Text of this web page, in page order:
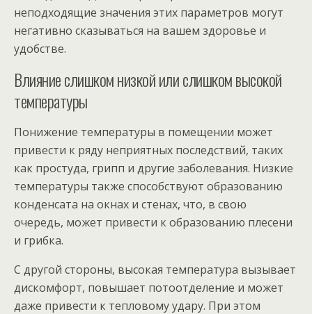
неподходящие значения этих параметров могут
негативно сказываться на вашем здоровье и
удобстве.
Влияние слишком низкой или слишком высокой
температуры
Понижение температуры в помещении может
привести к ряду неприятных последствий, таких
как простуда, грипп и другие заболевания. Низкие
температуры также способствуют образованию
конденсата на окнах и стенах, что, в свою
очередь, может привести к образованию плесени
и грибка.
С другой стороны, высокая температура вызывает
дискомфорт, повышает потоотделение и может
даже привести к тепловому удару. При этом